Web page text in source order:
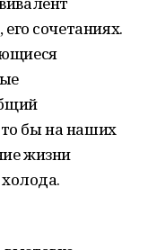
сочетаниях.
бы на наших
жизни